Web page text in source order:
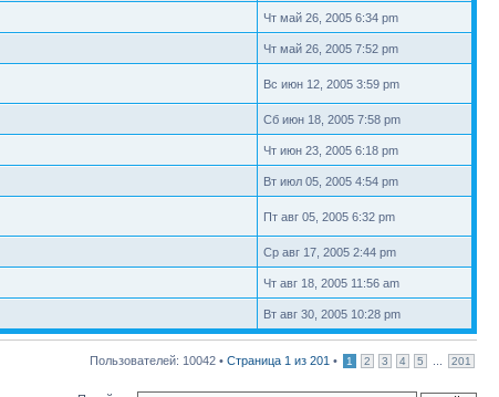
Чт май 26, 2005 6:34 pm
Чт май 26, 2005 7:52 pm
Вс июн 12, 2005 3:59 pm
Сб июн 18, 2005 7:58 pm
Чт июн 23, 2005 6:18 pm
Вт июл 05, 2005 4:54 pm
Пт авг 05, 2005 6:32 pm
Ср авг 17, 2005 2:44 pm
Чт авг 18, 2005 11:56 am
Вт авг 30, 2005 10:28 pm
Пользователей: 10042 • Страница 1 из 201 • 1 2 3 4 5 201